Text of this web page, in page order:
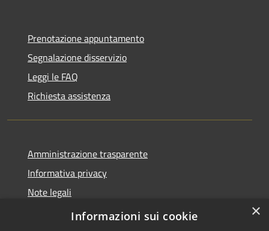
Prenotazione appuntamento
Segnalazione disservizio
Leggi le FAQ
Richiesta assistenza
Amministrazione trasparente
Informativa privacy
Note legali
Dichiarazione di accessibilità
×
Informazioni sui cookie